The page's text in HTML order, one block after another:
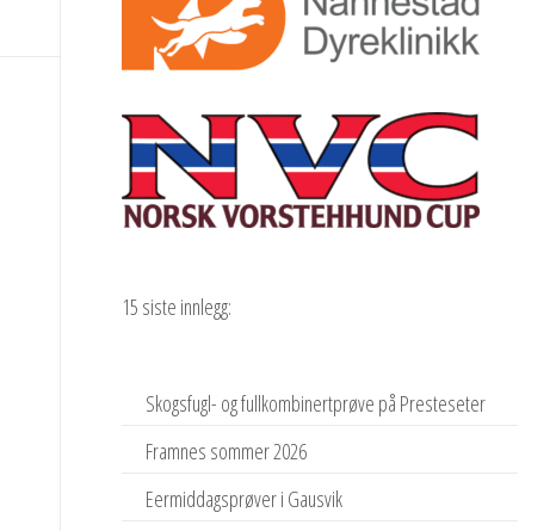
15 siste innlegg:
Skogsfugl- og fullkombinertprøve på Presteseter
Framnes sommer 2026
Eermiddagsprøver i Gausvik